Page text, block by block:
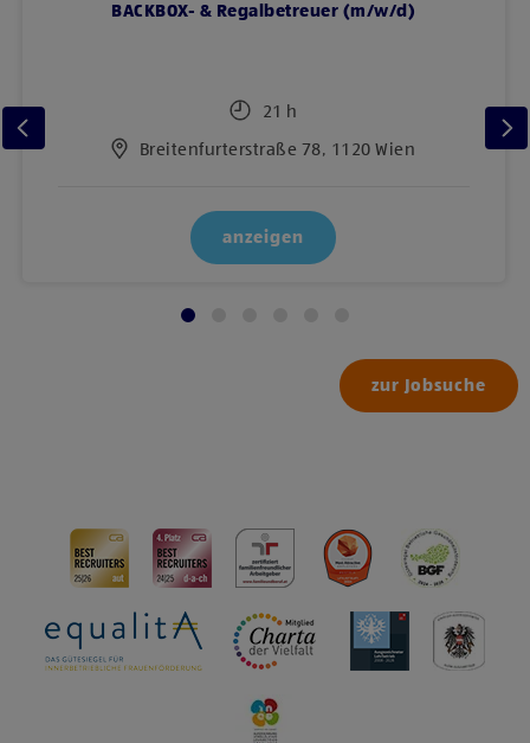
BACKBOX- & Regalbetreuer (m/w/d)
21 h
Breitenfurterstraße 78, 1120 Wien
anzeigen
zur Jobsuche